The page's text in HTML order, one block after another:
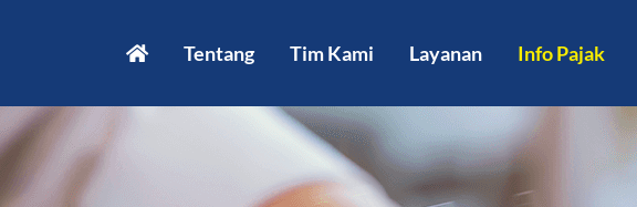
Tentang Tim Kami Layanan Info Pajak